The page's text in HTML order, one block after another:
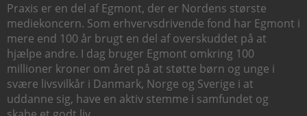
Praxis er en del af Egmont, der er Nordens største
mediekoncern. Som erhvervsdrivende fond har Egmont i
mere end 100 år brugt en del af overskuddet på at
hjælpe andre. I dag bruger Egmont omkring 100
millioner kroner om året på at støtte børn og unge i
svære livsvilkår i Danmark, Norge og Sverige i at
uddanne sig, have en aktiv stemme i samfundet og